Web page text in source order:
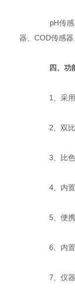
pH传感器
器、COD传感
四、功
1、采用
2、双比
3、比色
4、内置
5、便携
6、内置
7、仪器